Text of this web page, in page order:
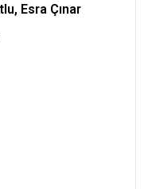
Esra Çınar